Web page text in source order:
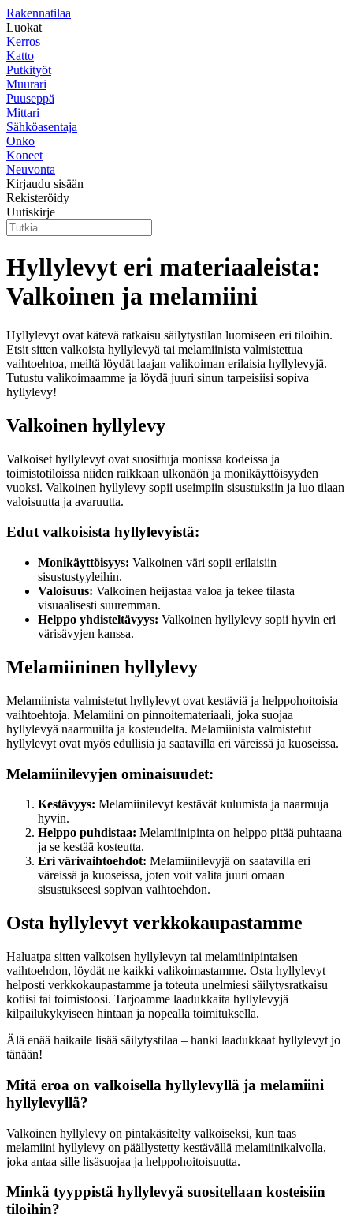
Rakennatilaa
Luokat
Kerros
Katto
Putkityöt
Muurari
Puuseppä
Mittari
Sähköasentaja
Onko
Koneet
Neuvonta
Kirjaudu sisään
Rekisteröidy
Uutiskirje
Hyllylevyt eri materiaaleista:
Valkoinen ja melamiini
Hyllylevyt ovat kätevä ratkaisu säilytystilan luomiseen eri tiloihin.
Etsit sitten valkoista hyllylevyä tai melamiinista valmistettua
vaihtoehtoa, meiltä löydät laajan valikoiman erilaisia hyllylevyjä.
Tutustu valikoimaamme ja löydä juuri sinun tarpeisiisi sopiva
hyllylevy!
Valkoinen hyllylevy
Valkoiset hyllylevyt ovat suosittuja monissa kodeissa ja
toimistotiloissa niiden raikkaan ulkonäön ja monikäyttöisyyden
vuoksi. Valkoinen hyllylevy sopii useimpiin sisustuksiin ja luo tilaan
valoisuutta ja avaruutta.
Edut valkoisista hyllylevyistä:
Monikäyttöisyys: Valkoinen väri sopii erilaisiin
sisustustyyleihin.
Valoisuus: Valkoinen heijastaa valoa ja tekee tilasta
visuaalisesti suuremman.
Helppo yhdisteltävyys: Valkoinen hyllylevy sopii hyvin eri
värisävyjen kanssa.
Melamiininen hyllylevy
Melamiinista valmistetut hyllylevyt ovat kestäviä ja helppohoitoisia
vaihtoehtoja. Melamiini on pinnoitemateriaali, joka suojaa
hyllylevyä naarmuilta ja kosteudelta. Melamiinista valmistetut
hyllylevyt ovat myös edullisia ja saatavilla eri väreissä ja kuoseissa.
Melamiinilevyjen ominaisuudet:
Kestävyys: Melamiinilevyt kestävät kulumista ja naarmuja
hyvin.
Helppo puhdistaa: Melamiinipinta on helppo pitää puhtaana
ja se kestää kosteutta.
Eri värivaihtoehdot: Melamiinilevyjä on saatavilla eri
väreissä ja kuoseissa, joten voit valita juuri omaan
sisustukseesi sopivan vaihtoehdon.
Osta hyllylevyt verkkokaupastamme
Haluatpa sitten valkoisen hyllylevyn tai melamiinipintaisen
vaihtoehdon, löydät ne kaikki valikoimastamme. Osta hyllylevyt
helposti verkkokaupastamme ja toteuta unelmiesi säilytysratkaisu
kotiisi tai toimistoosi. Tarjoamme laadukkaita hyllylevyjä
kilpailukykyiseen hintaan ja nopealla toimituksella.
Älä enää haikaile lisää säilytystilaa – hanki laadukkaat hyllylevyt jo
tänään!
Mitä eroa on valkoisella hyllylevyllä ja melamiini
hyllylevyllä?
Valkoinen hyllylevy on pintakäsitelty valkoiseksi, kun taas
melamiini hyllylevy on päällystetty kestävällä melamiinikalvolla,
joka antaa sille lisäsuojaa ja helppohoitoisuutta.
Minkä tyyppistä hyllylevyä suositellaan kosteisiin
tiloihin?